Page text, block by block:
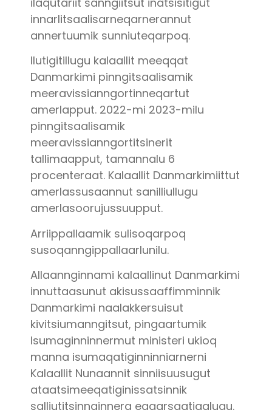
innarlitsaalisarneqarnerannut
annertuumik sunniuteqarpoq.
Ilutigitillugu kalaallit meeqqat
Danmarkimi pinngitsaalisamik
meeravissianngortinneqartut
amerlapput. 2022-mi 2023-milu
pinngitsaalisamik
meeravissianngortitsinerit
tallimaapput, tamannalu 6
procenteraat. Kalaallit Danmarkimiittut
amerlassusaannut sanilliullugu
amerlasoorujussuupput.
Arriippallaamik sulisoqarpoq
susoqanngippallaarlunilu.
Allaannginnami kalaallinut Danmarkimi
innuttaasunut akisussaaffimminnik
Danmarkimi naalakkersuisut
kivitsiumanngitsut, pingaartumik
Isumaginninnermut ministeri ukioq
manna isumaqatiginninniarnerni
Kalaallit Nunaannit sinniisuusugut
ataatsimeeqatiginissatsinnik
salliutitsinnginnera eqqarsaatigalugu.